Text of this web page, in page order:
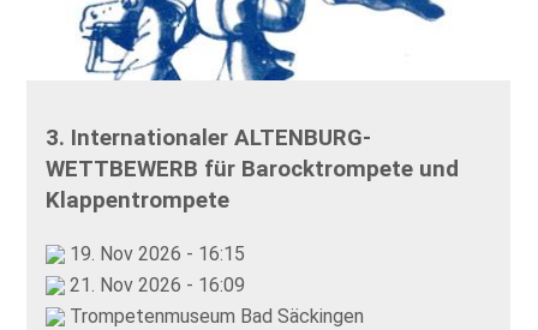
3. Internationaler ALTENBURG-
WETTBEWERB für Barocktrompete und
Klappentrompete
19. Nov 2026 - 16:15
21. Nov 2026 - 16:09
Trompetenmuseum Bad Säckingen